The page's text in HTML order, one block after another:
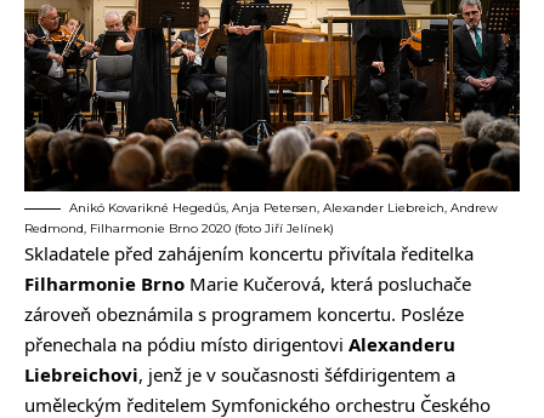
Anikó Kovarikné Hegedűs, Anja Petersen, Alexander Liebreich, Andrew
Redmond, Filharmonie Brno 2020 (foto Jiří Jelínek)
Skladatele před zahájením koncertu přivítala ředitelka
Filharmonie Brno Marie Kučerová, která posluchače
zároveň obeznámila s programem koncertu. Posléze
přenechala na pódiu místo dirigentovi Alexanderu
Liebreichovi, jenž je v současnosti šéfdirigentem a
uměleckým ředitelem Symfonického orchestru Českého